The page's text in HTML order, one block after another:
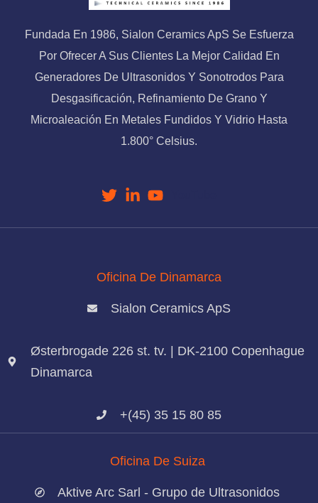
Fundada En 1986, Sialon Ceramics ApS Se Esfuerza
Por Ofrecer A Sus Clientes La Mejor Calidad En
Generadores De Ultrasonidos Y Sonotrodos Para
Desgasificación, Refinamiento De Grano Y
Microaleación En Metales Fundidos Y Vidrio Hasta
1.800° Celsius.
Oficina De Dinamarca
Sialon Ceramics ApS
Østerbrogade 226 st. tv. | DK-2100 Copenhague
Dinamarca
+(45) 35 15 80 85
Oficina De Suiza
Aktive Arc Sarl - Grupo de Ultrasonidos